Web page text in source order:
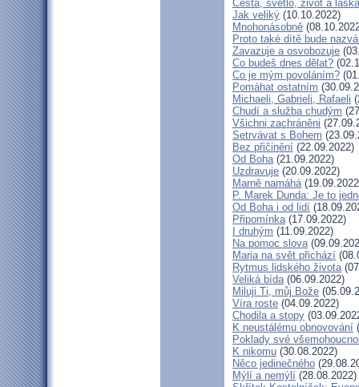
Cesta, světlo, život a láska
Jak veliký (10.10.2022)
Mnohonásobně
Proto také dítě bude
Zavazuje a osvobozuje
Co budeš dnes dělat?
Co je mým povoláním?
Pomáhat ostatním
Michaeli, Gabrieli, Rafaeli
Chudí a služba chudým
Všichni zachráněni
Setrvávat s Bohem
Bez přičinění (22.09.2022)
Od Boha(21.09.2022)
Uzdravuje (20.09.2022)
Marně namáhá
P. Marek Dunda: Je to
Od Boha i od lidí
Připomínka(17.09.2022)
I druhým (11.09.2022)
Na pomoc slova
Maria na svět přichází
Rytmus lidského života
Veliká bída(06.09.2022)
Miluji Ti, můj Bože
Víra roste (04.09.2022)
Chodila a stopy
K neustálému obnovování
Poklady své
K nikomu (30.08.2022)
Něco jedinečného
Mýlí a nemýlí (28.08.2022)